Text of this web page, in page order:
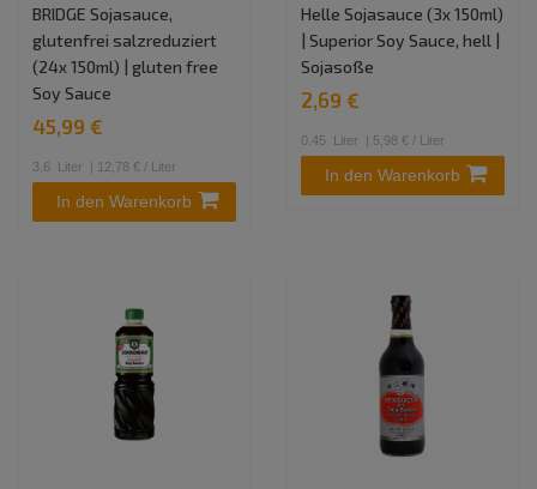
BRIDGE Sojasauce,
glutenfrei salzreduziert
(24x 150ml) | gluten free
Soy Sauce
45,99 €
3.6 Liter | 12,78 € / Liter
In den Warenkorb
Helle Sojasauce (3x 150ml)
| Superior Soy Sauce, hell |
Sojasoße
2,69 €
0.45 Liter | 5,98 € / Liter
In den Warenkorb